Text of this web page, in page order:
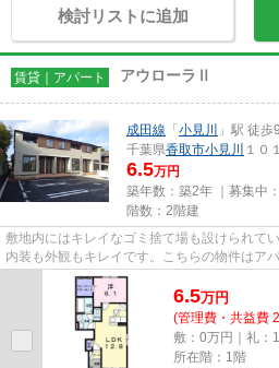
検討リストに追加
賃貸｜アパート アウローラⅡ
成田線 「 小見川
」駅 徒歩
千葉県香取市小見川 １０
6.5万円
築年数：築2年 ｜募集中：
階数：2階建
敷地内にはキレイなゴミ捨て場も設けられて
内装も外観もキレイです。こちらの物件はア
期費用をお支払いいただける物...
6.5万円
(管理費・共益費
敷：0万円｜礼：
所在階：1階